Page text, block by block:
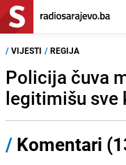
/ VIJESTI / REGIJA
Policija čuva
legitimišu sve
/ Komentari